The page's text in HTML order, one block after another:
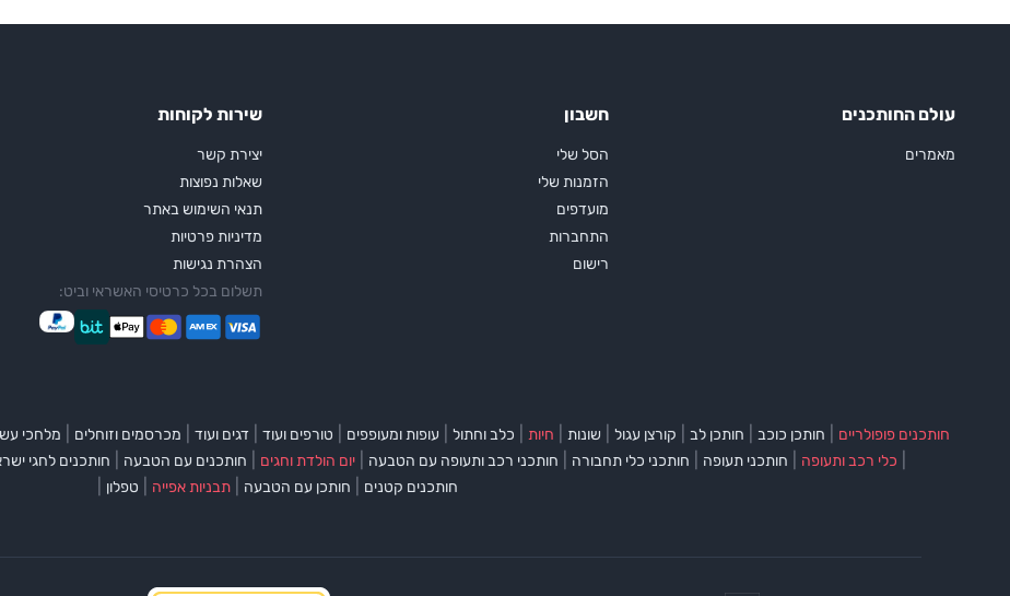
עולם החותכנים
מאמרים
חשבון
הסל שלי
הזמנות שלי
מועדפים
התחברות
רישום
שירות לקוחות
יצירת קשר
שאלות נפוצות
תנאי השימוש באתר
מדיניות פרטיות
הצהרת נגישות
תשלום בכל כרטיסי האשראי וביט:
חותכנים פופולריים חותכן כוכב חותכן לב קורצן עגול שונות חיות כלב וחתול עופות ומעופפים טורפים ועוד דגים ועוד מכרסמים וזוחלים מלחכי
כלי רכב ותעופה חותכני תעופה חותכני כלי תחבורה חותכני רכב ותעופה עם הטבעה יום הולדת וחגים חותכנים עם הטבעה חותכנים לחגי
חותכנים קטנים חותכן עם הטבעה תבניות אפייה טפלון